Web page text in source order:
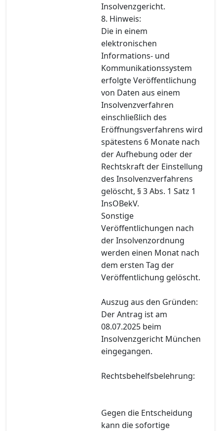
Insolvenzgericht.
8. Hinweis:
Die in einem
elektronischen
Informations- und
Kommunikationssystem
erfolgte Veröffentlichung
von Daten aus einem
Insolvenzverfahren
einschließlich des
Eröffnungsverfahrens wird
spätestens 6 Monate nach
der Aufhebung oder der
Rechtskraft der Einstellung
des Insolvenzverfahrens
gelöscht, § 3 Abs. 1 Satz 1
InsOBekV.
Sonstige
Veröffentlichungen nach
der Insolvenzordnung
werden einen Monat nach
dem ersten Tag der
Veröffentlichung gelöscht.
Auszug aus den Gründen:
Der Antrag ist am
08.07.2025 beim
Insolvenzgericht München
eingegangen.
Rechtsbehelfsbelehrung:
Gegen die Entscheidung
kann die sofortige